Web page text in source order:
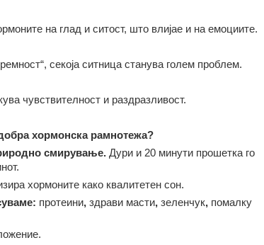
на глад и ситост, што влијае и на емоциите.
секоја ситница станува голем проблем.
чувствителност и раздразливост.
хормонска рамнотежа?
смирување. Дури и 20 минути прошетка го
хормоните како квалитетен сон.
протеини, здрави масти, зеленчук, помалку